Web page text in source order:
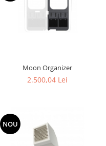
Moon Organizer
2.500,04 Lei
NOU